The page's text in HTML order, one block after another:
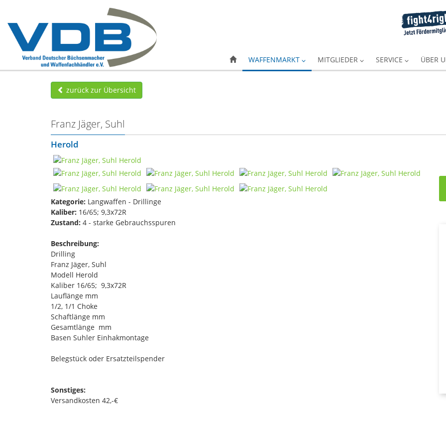
WAFFENMARKT MITGLIEDER SERVICE ÜBER
zurück zur Übersicht
Franz Jäger, Suhl
Herold
Kategorie: Langwaffen - Drillinge
Kaliber: 16/65; 9,3x72R
Zustand: 4 - starke Gebrauchsspuren
Beschreibung:
Drilling
Franz Jäger, Suhl
Modell Herold
Kaliber 16/65; 9,3x72R
Lauflänge mm
1/2, 1/1 Choke
Schaftlänge mm
Gesamtlänge mm
Basen Suhler Einhakmontage
Belegstück oder Ersatzteilspender
Sonstiges:
Versandkosten 42,-€